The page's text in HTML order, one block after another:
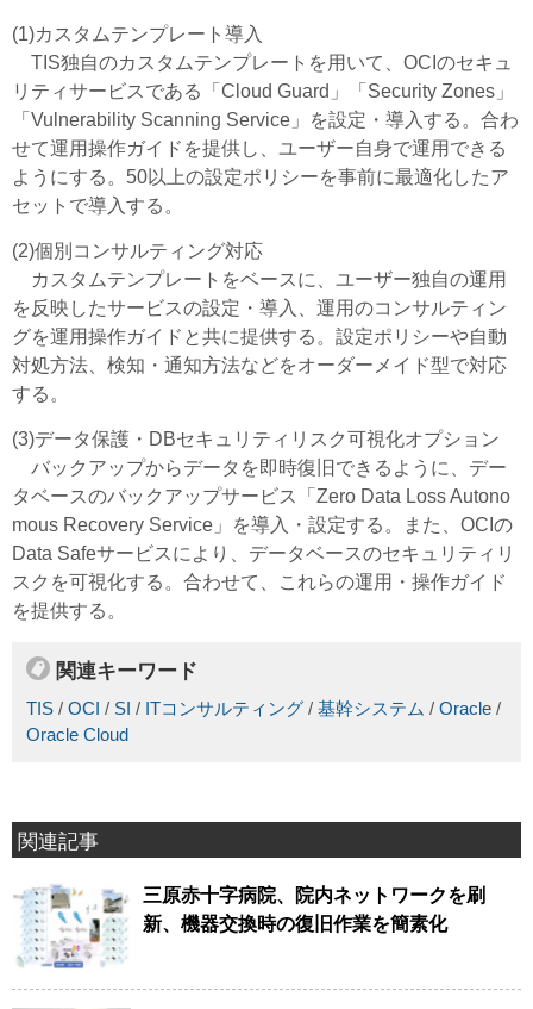
(1)カスタムテンプレート導入
TIS独自のカスタムテンプレートを用いて、OCIのセキュ
リティサービスである「Cloud Guard」「Security Zones」
「Vulnerability Scanning Service」を設定・導入する。合わ
せて運用操作ガイドを提供し、ユーザー自身で運用できる
ようにする。50以上の設定ポリシーを事前に最適化したア
セットで導入する。
(2)個別コンサルティング対応
カスタムテンプレートをベースに、ユーザー独自の運用
を反映したサービスの設定・導入、運用のコンサルティン
グを運用操作ガイドと共に提供する。設定ポリシーや自動
対処方法、検知・通知方法などをオーダーメイド型で対応
する。
(3)データ保護・DBセキュリティリスク可視化オプション
バックアップからデータを即時復旧できるように、デー
タベースのバックアップサービス「Zero Data Loss Autono
mous Recovery Service」を導入・設定する。また、OCIの
Data Safeサービスにより、データベースのセキュリティリ
スクを可視化する。合わせて、これらの運用・操作ガイド
を提供する。
関連キーワード
TIS / OCI / SI / ITコンサルティング / 基幹システム / Oracle /
Oracle Cloud
関連記事
三原赤十字病院、院内ネットワークを刷
新、機器交換時の復旧作業を簡素化